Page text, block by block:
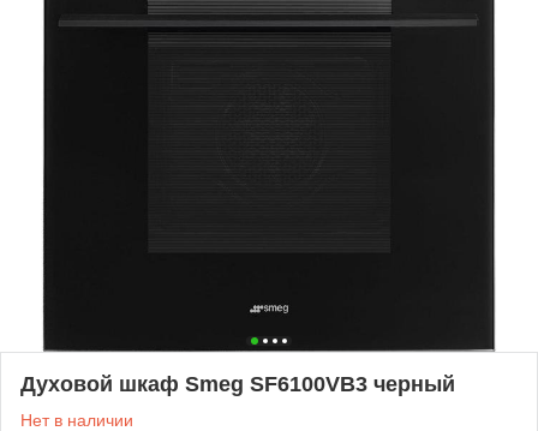
Духовой шкаф Smeg SF6100VB3 черный
Нет в наличии